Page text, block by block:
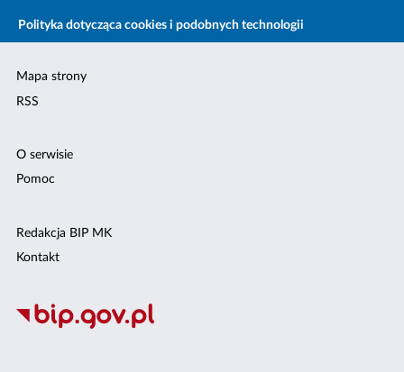
Polityka dotycząca cookies i podobnych technologii
Mapa strony
RSS
O serwisie
Pomoc
Redakcja BIP MK
Kontakt